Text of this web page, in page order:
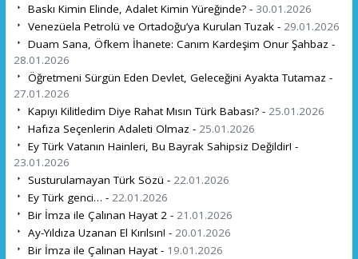
Baskı Kimin Elinde, Adalet Kimin Yüreğinde? - 30.01.2026
Venezüela Petrolü ve Ortadoğu’ya Kurulan Tuzak - 29.01.2026
Duam Sana, Öfkem İhanete: Canım Kardeşim Onur Şahbaz -
28.01.2026
Öğretmeni Sürgün Eden Devlet, Geleceğini Ayakta Tutamaz -
27.01.2026
Kapıyı Kilitledim Diye Rahat Mısın Türk Babası? - 25.01.2026
Hafıza Seçenlerin Adaleti Olmaz - 25.01.2026
Ey Türk Vatanın Hainleri, Bu Bayrak Sahipsiz Değildir! -
23.01.2026
Susturulamayan Türk Sözü - 22.01.2026
Ey Türk genci… - 22.01.2026
Bir İmza ile Çalınan Hayat 2 - 21.01.2026
Ay-Yıldıza Uzanan El Kırılsın! - 20.01.2026
Bir İmza ile Çalınan Hayat - 19.01.2026